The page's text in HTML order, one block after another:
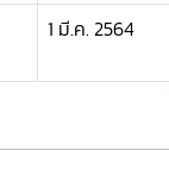
1 มี.ค. 2564